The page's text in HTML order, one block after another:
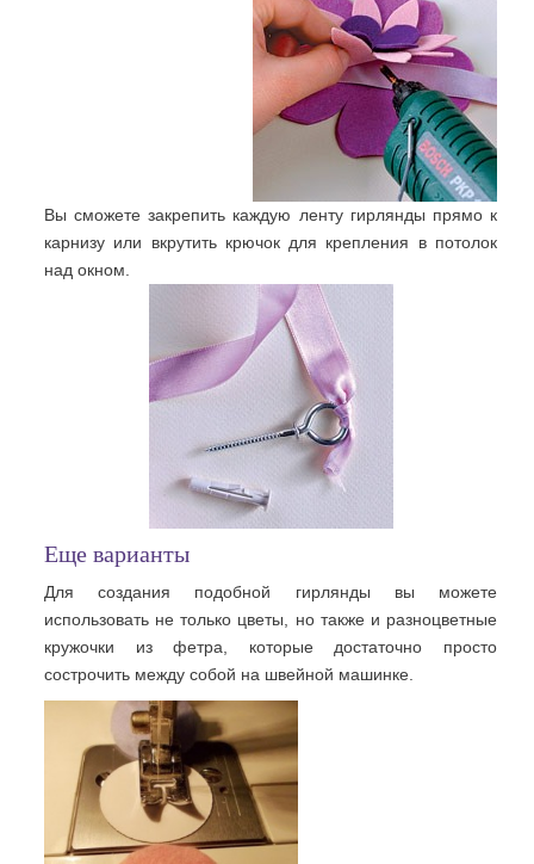
Вы сможете закрепить каждую ленту гирлянды прямо к
карнизу или вкрутить крючок для крепления в потолок
над окном.
Еще варианты
Для создания подобной гирлянды вы можете
использовать не только цветы, но также и разноцветные
кружочки из фетра, которые достаточно просто
сострочить между собой на швейной машинке.